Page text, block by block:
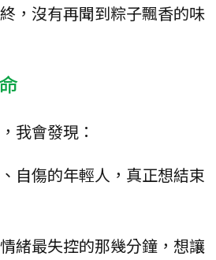
，沒有再聞到粽子飄香的味
我會發現：
自傷的年輕人，真正想結束
緒最失控的那幾分鐘，想讓